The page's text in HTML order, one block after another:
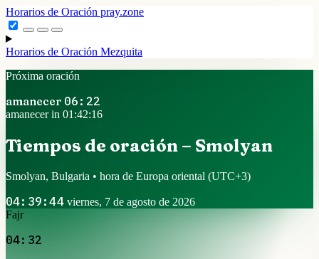
Horarios de Oración pray.zone
Horarios de Oración Mezquita
Próxima oración
amanecer 06:22
amanecer in 01:42:16
Tiempos de oración – Smolyan
Smolyan, Bulgaria • hora de Europa oriental (UTC+3)
04:39:44 viernes, 7 de agosto de 2026
Fajr
04:32